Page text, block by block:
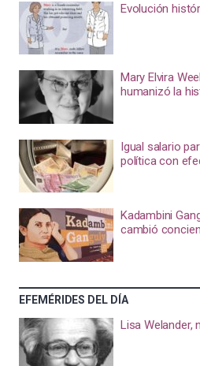
Evolución
Mary Elvira
humanizó la
Igual salario
política con
Kadambini
cambió
EFEMÉRIDES DEL DÍA
Lisa Welander,